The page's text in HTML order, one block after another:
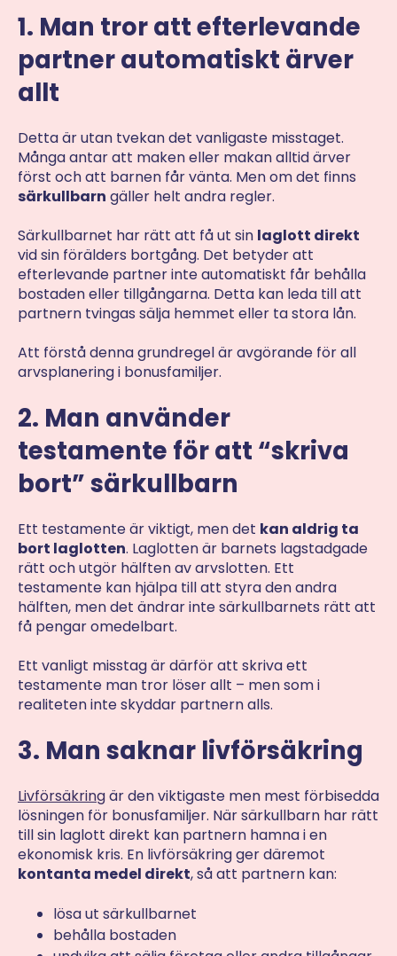
1. Man tror att efterlevande
partner automatiskt ärver
allt
Detta är utan tvekan det vanligaste misstaget.
Många antar att maken eller makan alltid ärver
först och att barnen får vänta. Men om det finns
särkullbarn gäller helt andra regler.
Särkullbarnet har rätt att få ut sin laglott direkt
vid sin förälders bortgång. Det betyder att
efterlevande partner inte automatiskt får behålla
bostaden eller tillgångarna. Detta kan leda till att
partnern tvingas sälja hemmet eller ta stora lån.
Att förstå denna grundregel är avgörande för all
arvsplanering i bonusfamiljer.
2. Man använder
testamente för att “skriva
bort” särkullbarn
Ett testamente är viktigt, men det kan aldrig ta
bort laglotten. Laglotten är barnets lagstadgade
rätt och utgör hälften av arvslotten. Ett
testamente kan hjälpa till att styra den andra
hälften, men det ändrar inte särkullbarnets rätt att
få pengar omedelbart.
Ett vanligt misstag är därför att skriva ett
testamente man tror löser allt – men som i
realiteten inte skyddar partnern alls.
3. Man saknar livförsäkring
Livförsäkringär den viktigaste men mest förbisedda
lösningen för bonusfamiljer. När särkullbarn har rätt
till sin laglott direkt kan partnern hamna i en
ekonomisk kris. En livförsäkring ger däremot
kontanta medel direkt, så att partnern kan:
lösa ut särkullbarnet
behålla bostaden